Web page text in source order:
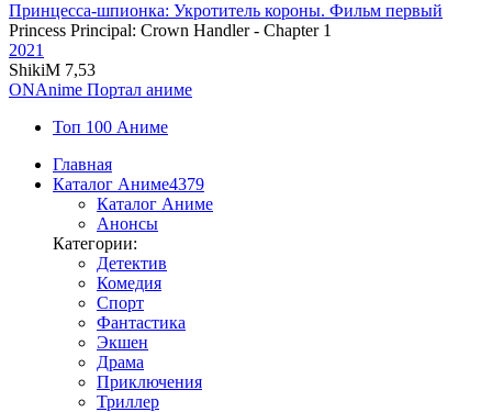
Принцесса-шпионка: Укротитель короны. Фильм первый
Princess Principal: Crown Handler - Chapter 1
2021
ShikiM 7,53
ONAnime Портал аниме
Топ 100 Аниме
Главная
Каталог Аниме4379
Каталог Аниме
Анонсы
Категории:
Детектив
Комедия
Спорт
Фантастика
Экшен
Драма
Приключения
Триллер